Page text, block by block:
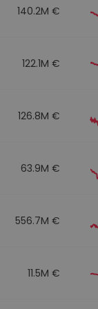
140.2M €
122.1M €
126.8M €
63.9M €
556.7M €
11.5M €